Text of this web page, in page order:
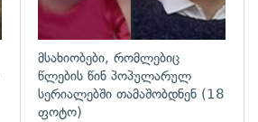
მსახიობები, რომლებიც
წლების წინ პოპულარულ
სერიალებში თამაშობდნენ (18
ფოტო)